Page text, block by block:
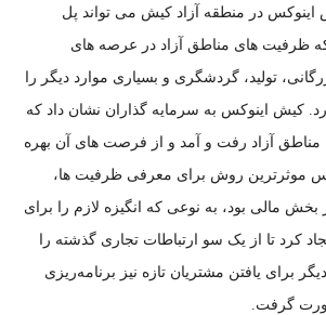
اینوکس در منطقه آزاد کیش می تواند پل
که ظرفیت های مناطق آزاد در عرصه های
تولید، گردشگری و بسیاری موارد دیگر را
کیش اینوکس به سرمایه گذاران نشان داد که
مناطق آزاد رفت و آمد و از فرصت های آن بهره
موثرترین روش‌ برای معرفی ظرفیت ها،
مالی بود، به نوعی که انگیزه لازم را برای
کرد تا از یک سو ارتباطات تجاری گذشته را
برای یافتن مشتریان تازه‌ نیز برنامه‌ریزی
گرفت.